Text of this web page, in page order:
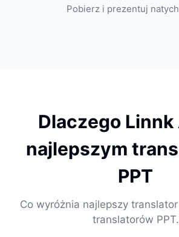
Pobierz i prezentuj
Dlaczego Linnk
najlepszym
PPT
Co wyróżnia najlepszy
translatorów PPT.